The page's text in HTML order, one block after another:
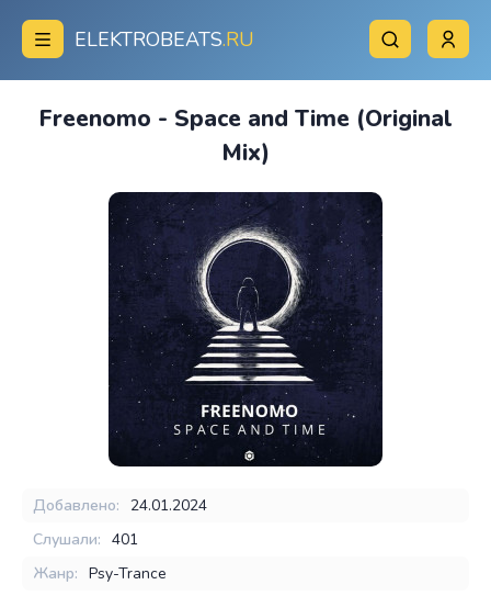
ELEKTROBEATS.RU
Freenomo - Space and Time (Original
Mix)
Добавлено:
24.01.2024
Слушали: 401
Жанр: Psy-Trance